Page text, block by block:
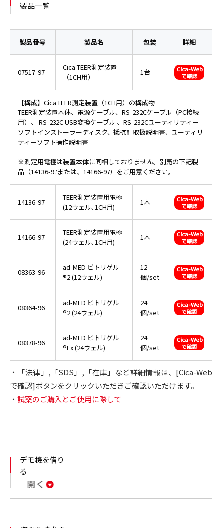
製品一覧
製品番号 製品名 包装 詳細
07517-97
Cica TEER測定装置
（1CH用）
1台
【構成】Cica TEER測定装置（1CH用）の構成物
TEER測定装置本体、電源ケーブル、RS-232Cケーブル（PC接続
用）、 RS-232C USB変換ケーブル 、RS-232Cユーティリティー
ソフトインストーラーディスク、抵抗計取扱説明書、ユーティリ
ティーソフト操作説明書
※測定用電極は装置本体に同梱しておりません。別売の下記製
品（14136-97または、14166-97）をご用意ください。
14136-97
TEER測定装置用電極
(12ウェル､1CH用)
1本
14166-97
TEER測定装置用電極
(24ウェル､1CH用)
1本
08363-96
ad-MED ビトリゲル
®2(12ウェル)
12
個/set
08364-96
ad-MED ビトリゲル
®2 (24ウェル)
24
個/set
08378-96
ad-MED ビトリゲル
®Ex (24ウェル)
24
個/set
・「法律」,「SDS」,「在庫」など詳細情報は、[Cica-Web
で確認]ボタンをクリックいただきご確認いただけます。
・ 試薬のご購入とご使用に際して
デモ機を借り